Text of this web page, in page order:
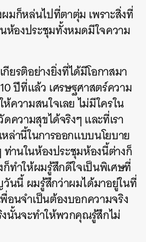
มก็หล่นไปที่ตาตุ่ม เพราะสิ่งที่
องประชุมทั้งหมดมีใจความ
ยรติอย่างยิ่งที่ได้มีโอกาสมา
ปีที่แล้ว เศรษฐศาสตร์ความ
ความสนใจเลย ไม่มีใครใน
ความสุขได้จริงๆ และที่เรา
ล่านี้ในการออกแบบนโยบาย
ท่านในห้องประชุมห้องนี้ต่างก็
ทำให้ผมรู้สึกดีใจเป็นพิเศษที่
นนี้ ผมรู้สึกว่าผมได้มาอยู่ในที่
นจำเป็นต้องบอกความจริง
นั้นจะทำให้พวกคุณรู้สึกไม่